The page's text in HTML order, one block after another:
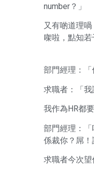
number？」
又有啲道理
㗎啦，點知
部門經理：
求職者：「
我作為HR都
部門經理：
係裁你？屌！
求職者今次望